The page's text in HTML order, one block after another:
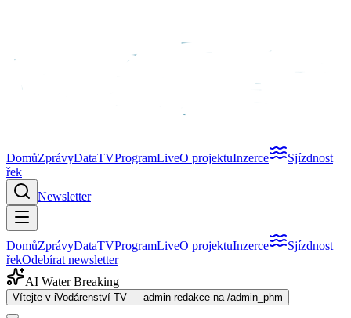
DomůZprávyDataTVProgramLiveO projektuInzerce
Sjízdnost
řek
Newsletter
DomůZprávyDataTVProgramLiveO projektuInzerce
Sjízdnost
řekOdebírat newsletter
AI Water Breaking
Vítejte v iVodárenství TV — admin redakce na /admin_phm